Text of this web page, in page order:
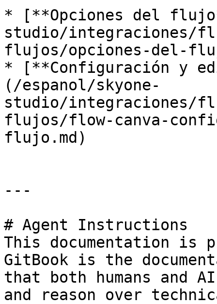
* [**Opciones del
studio/integraciones/
flujos/opciones-del-
* [**Configuración y
(/espanol/skyone-
studio/integraciones/
flujos/flow-canva-
flujo.md)
---
# Agent Instructions
This documentation is
GitBook is the
that both humans and
and reason over